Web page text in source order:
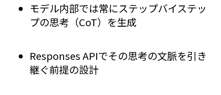
モデル内部では常にステップバイステッ
プの思考（CoT）を生成
Responses APIでその思考の文脈を引き
継ぐ前提の設計